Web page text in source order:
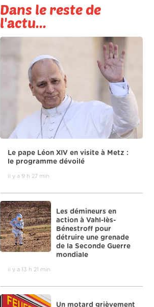
Dans le reste de
l'actu...
Le pape Léon XIV en visite à Metz :
le programme dévoilé
il y a 9 h 27 min
Les démineurs en
action à Vahl-lès-
Bénestroff pour
détruire une grenade
de la Seconde Guerre
mondiale
il y a 13 h 21 min
Un motard grièvement